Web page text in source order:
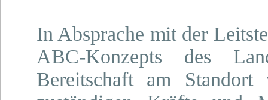
In Absprache mit der
ABC-Konzepts des
Bereitschaft am